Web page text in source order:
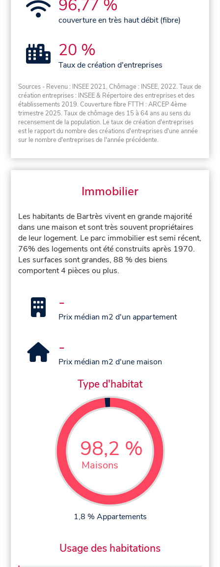
96,77 %
couverture en très haut débit (fibre)
20 %
Taux de création d'entreprises
Sources - Revenu : INSEE 2021, Chômage : INSEE, 2022. Taux de
création entreprises : INSEE & Répertoire des entreprises et des
établissements 2019. Couverture fibre FTTH : ARCEP 4ème
trimestre 2025. Taux de chômage des 15 à 64 ans au sens du
recensement de la population. Le taux de création d'entreprises
est le rapport du nombre des créations d'entreprises d'une année
sur le nombre d'entreprises de l'année précédente.
Immobilier
Les habitants de Bartrès vivent en grande majorité
dans une maison et sont très souvent propriétaires
de leur logement. Le parc immobilier est semi récent,
76% des logements ont été construits après 1970.
Les surfaces sont grandes, 88 % des biens
comportent 4 pièces ou plus.
-
Prix médian m2 d'un appartement
-
Prix médian m2 d'une maison
Type d'habitat
98,2 %
Maisons
1,8 % Appartements
Usage des habitations